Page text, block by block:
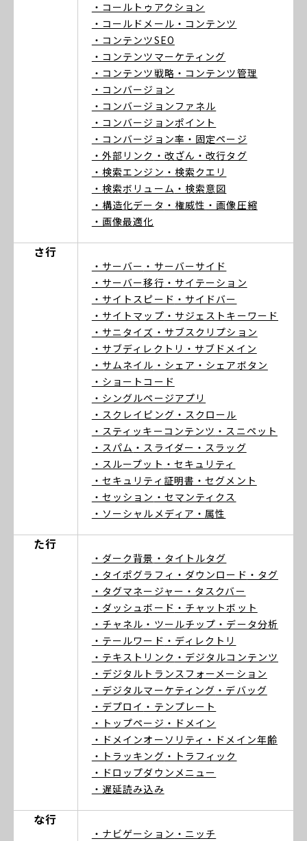
・コールトゥアクション
・コールドメール ・コンテンツ
・コンテンツSEO
・コンテンツマーケティング
・コンテンツ戦略 ・コンテンツ管理
・コンバージョン
・コンバージョンファネル
・コンバージョンポイント
・コンバージョン率 ・固定ページ
・外部リンク ・改ざん ・改行タグ
・検索エンジン ・検索クエリ
・検索ボリューム ・検索意図
・構造化データ ・権威性 ・画像圧縮
・画像最適化
さ行
・サーバー ・サーバーサイド
・サーバー移行 ・サイテーション
・サイトスピード ・サイドバー
・サイトマップ ・サジェストキーワード
・サニタイズ ・サブスクリプション
・サブディレクトリ ・サブドメイン
・サムネイル ・シェア ・シェアボタン
・ショートコード
・シングルページアプリ
・スクレイピング ・スクロール
・スティッキーコンテンツ ・スニペット
・スパム ・スライダー ・スラッグ
・スループット ・セキュリティ
・セキュリティ証明書 ・セグメント
・セッション ・セマンティクス
・ソーシャルメディア ・属性
た行
・ダーク背景 ・タイトルタグ
・タイポグラフィ ・ダウンロード ・タグ
・タグマネージャー ・タスクバー
・ダッシュボード ・チャットボット
・チャネル ・ツールチップ ・データ分析
・テールワード ・ディレクトリ
・テキストリンク ・デジタルコンテンツ
・デジタルトランスフォーメーション
・デジタルマーケティング ・デバッグ
・デプロイ ・テンプレート
・トップページ ・ドメイン
・ドメインオーソリティ ・ドメイン年齢
・トラッキング ・トラフィック
・ドロップダウンメニュー
・遅延読み込み
な行
・ナビゲーション ・ニッチ